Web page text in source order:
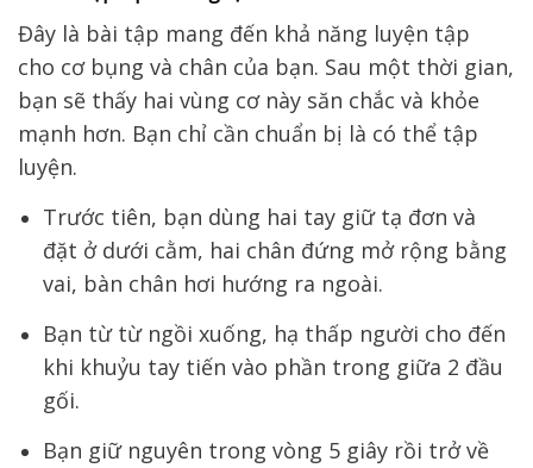
Đây là bài tập mang đến khả năng luyện tập
cho cơ bụng và chân của bạn. Sau một thời gian,
bạn sẽ thấy hai vùng cơ này săn chắc và khỏe
mạnh hơn. Bạn chỉ cần chuẩn bị là có thể tập
luyện.
Trước tiên, bạn dùng hai tay giữ tạ đơn và
đặt ở dưới cằm, hai chân đứng mở rộng bằng
vai, bàn chân hơi hướng ra ngoài.
Bạn từ từ ngồi xuống, hạ thấp người cho đến
khi khuỷu tay tiến vào phần trong giữa 2 đầu
gối.
Bạn giữ nguyên trong vòng 5 giây rồi trở về